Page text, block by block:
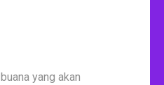
yang akan